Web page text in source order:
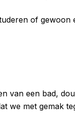
of gewoon
van een bad,
we met gemak